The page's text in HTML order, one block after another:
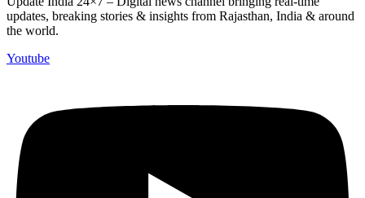
updates, breaking stories & insights from Rajasthan, India & around
the world.
Youtube